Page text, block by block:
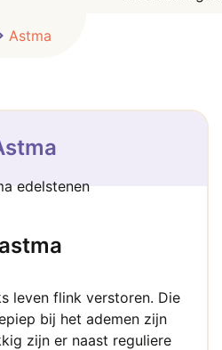
Astma
leven flink verstoren. Die
bij het ademen zijn
zijn er naast reguliere